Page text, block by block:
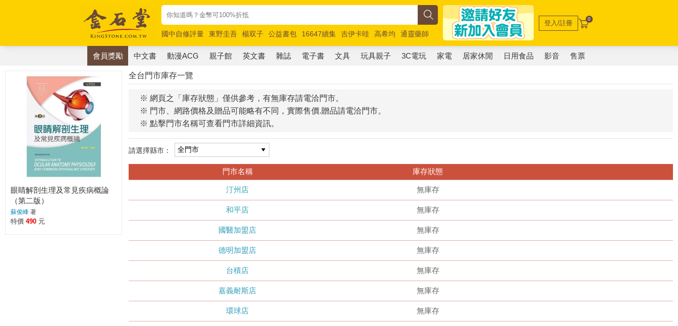
國中自修評量 東野圭吾 楊双子 公益書包 16647續集 吉伊卡哇 高希均
通靈藥師
唯紅花綻放
奧德賽 路邊攤新作 馬斯克 玩具總動員5 超慢跑
登入/註冊 0
會員獎勵 中文書 動漫ACG 親子館 英文書 雜誌 電子書 文具 玩具親子 3C電玩 家電 居家休閒 日用食品 影音 售票
全台門市庫存一覽
※ 網頁之「庫存狀態」僅供參考，有無庫存請電洽門市。
※ 門市、網路價格及贈品可能略有不同，實際售價.贈品請電洽門市。
※ 點擊門市名稱可查看門市詳細資訊。
請選擇縣市：
門市名稱 庫存狀態
汀州店 無庫存
和平店 無庫存
國醫加盟店 無庫存
德明加盟店 無庫存
台積店 無庫存
嘉義耐斯店 無庫存
環球店 無庫存
眼睛解剖生理及常見疾病概論
（第二版）
蘇俊峰 著
特價 490 元